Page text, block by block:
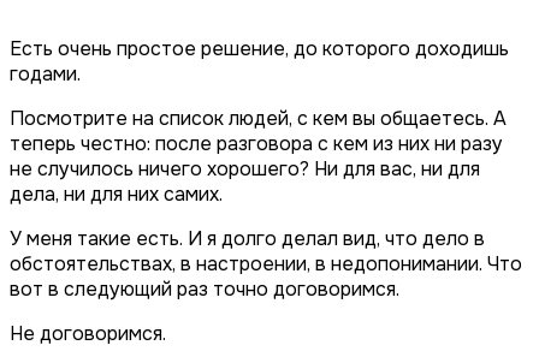
Есть очень простое решение, до которого доходишь
годами.
Посмотрите на список людей, с кем вы общаетесь. А
теперь честно: после разговора с кем из них ни разу
не случилось ничего хорошего? Ни для вас, ни для
дела, ни для них самих.
У меня такие есть. И я долго делал вид, что дело в
обстоятельствах, в настроении, в недопонимании. Что
вот в следующий раз точно договоримся.
Не договоримся.